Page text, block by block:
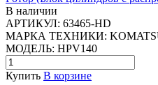
В наличии
АРТИКУЛ: 63465-HD
МАРКА ТЕХНИКИ:
МОДЕЛЬ: HPV140
Купить В корзине